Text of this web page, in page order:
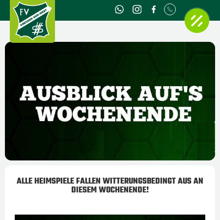
ALLE HEIMSPIELE FALLEN WITTERUNGSBEDINGT AUS AN
DIESEM WOCHENENDE!